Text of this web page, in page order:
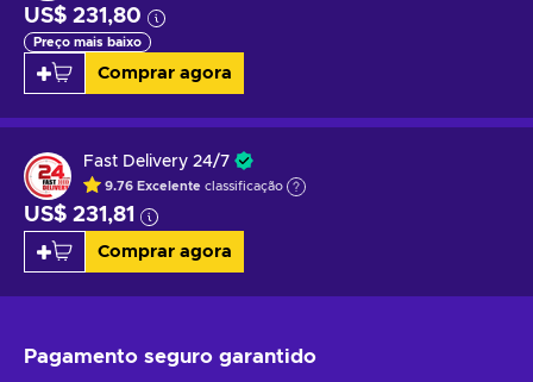
US$ 231,80
Preço mais baixo
Comprar agora
Fast Delivery 24/7
9.76 Excelente classificação
US$ 231,81
Comprar agora
Pagamento seguro garantido